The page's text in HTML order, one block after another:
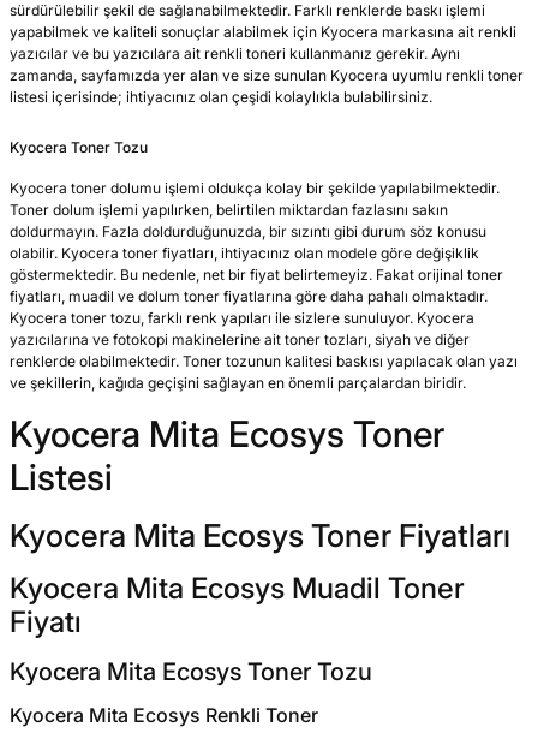
sürdürülebilir şekil de sağlanabilmektedir. Farklı renklerde baskı işlemi
yapabilmek ve kaliteli sonuçlar alabilmek için Kyocera markasına ait renkli
yazıcılar ve bu yazıcılara ait renkli toneri kullanmanız gerekir. Aynı
zamanda, sayfamızda yer alan ve size sunulan Kyocera uyumlu renkli toner
listesi içerisinde; ihtiyacınız olan çeşidi kolaylıkla bulabilirsiniz.
Kyocera Toner Tozu
Kyocera toner dolumu işlemi oldukça kolay bir şekilde yapılabilmektedir.
Toner dolum işlemi yapılırken, belirtilen miktardan fazlasını sakın
doldurmayın. Fazla doldurduğunuzda, bir sızıntı gibi durum söz konusu
olabilir. Kyocera toner fiyatları, ihtiyacınız olan modele göre değişiklik
göstermektedir. Bu nedenle, net bir fiyat belirtemeyiz. Fakat orijinal toner
fiyatları, muadil ve dolum toner fiyatlarına göre daha pahalı olmaktadır.
Kyocera toner tozu, farklı renk yapıları ile sizlere sunuluyor. Kyocera
yazıcılarına ve fotokopi makinelerine ait toner tozları, siyah ve diğer
renklerde olabilmektedir. Toner tozunun kalitesi baskısı yapılacak olan yazı
ve şekillerin, kağıda geçişini sağlayan en önemli parçalardan biridir.
Kyocera Mita Ecosys Toner
Listesi
Kyocera Mita Ecosys Toner Fiyatları
Kyocera Mita Ecosys Muadil Toner
Fiyatı
Kyocera Mita Ecosys Toner Tozu
Kyocera Mita Ecosys Renkli Toner
Kartuş Listesi
Kartuş Listesi
Kartuş Listesi
Tonerler